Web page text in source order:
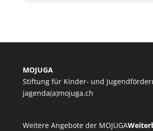
MOJUGA
Stiftung für Kinder- und
jagenda(a)mojuga.ch
Weitere Angebote der MOJUGA